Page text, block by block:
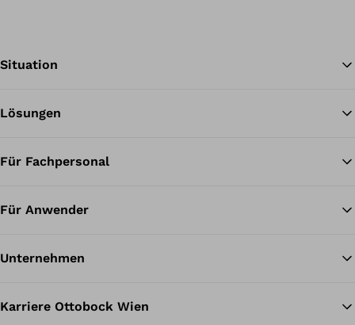
Situation
Lösungen
Für Fachpersonal
Für Anwender
Unternehmen
Karriere Ottobock Wien